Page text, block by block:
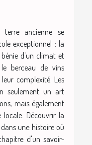
ancienne se
exceptionnel : la
bénie d'un climat et
berceau de vins
complexité. Les
seulement un art
mais également
Découvrir la
une histoire où
d'un savoir-